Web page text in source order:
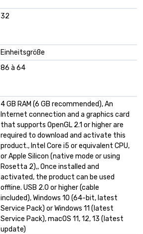
‎32
‎Einheitsgröße
‎86 à 64
‎4 GB RAM (6 GB recommended), An
Internet connection and a graphics card
that supports OpenGL 2.1 or higher are
required to download and activate this
product., Intel Core i5 or equivalent CPU,
or Apple Silicon (native mode or using
Rosetta 2),, Once installed and
activated, the product can be used
offline. USB 2.0 or higher (cable
included), Windows 10 (64-bit, latest
Service Pack) or Windows 11 (latest
Service Pack), macOS 11, 12, 13 (latest
update)